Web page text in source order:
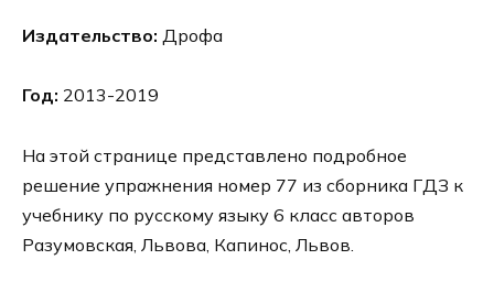
Издательство: Дрофа
Год: 2013-2019
На этой странице представлено подробное
решение упражнения номер 77 из сборника ГДЗ к
учебнику по русскому языку 6 класс авторов
Разумовская, Львова, Капинос, Львов.